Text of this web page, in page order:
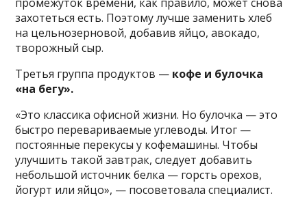
захотеться есть. Поэтому лучше заменить хлеб
на цельнозерновой, добавив яйцо, авокадо,
творожный сыр.
Третья группа продуктов — кофе и булочка
«на бегу».
«Это классика офисной жизни. Но булочка — это
быстро перевариваемые углеводы. Итог —
постоянные перекусы у кофемашины. Чтобы
улучшить такой завтрак, следует добавить
небольшой источник белка — горсть орехов,
йогурт или яйцо», — посоветовала специалист.